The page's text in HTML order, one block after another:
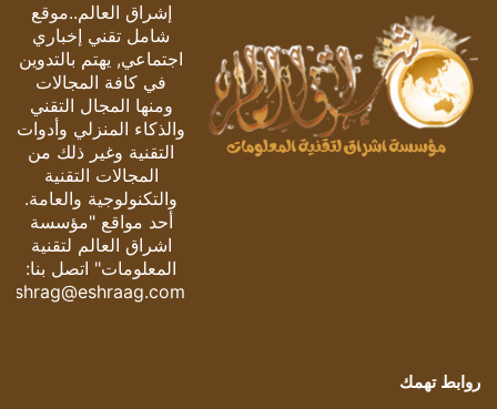
إشراق العالم..موقع
شامل تقني إخباري
اجتماعي, يهتم بالتدوين
في كافة المجالات
ومنها المجال التقني
والذكاء المنزلي وأدوات
التقنية وغير ذلك من
المجالات التقنية
والتكنولوجية والعامة.
أحد مواقع "مؤسسة
اشراق العالم لتقنية
المعلومات" اتصل بنا:
eshrag@eshraag.com
روابط تهمك